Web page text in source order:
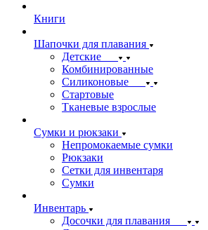
Книги
Шапочки для плавания
Детские
Комбинированные
Силиконовые
Стартовые
Тканевые взрослые
Сумки и рюкзаки
Непромокаемые сумки
Рюкзаки
Сетки для инвентаря
Сумки
Инвентарь
Досочки для плавания